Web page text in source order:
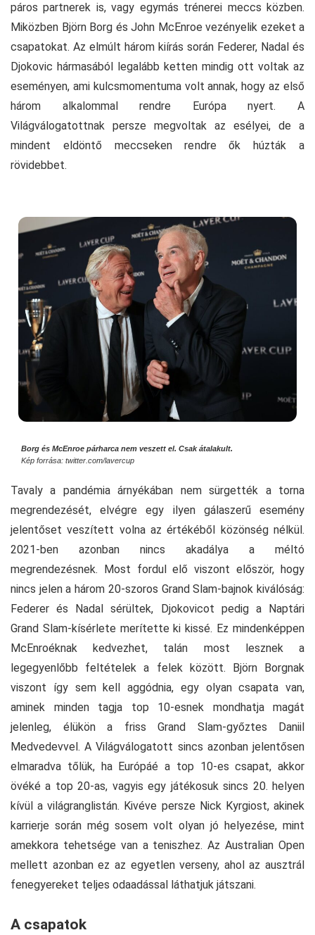
páros partnerek is, vagy egymás trénerei meccs közben.
Miközben Björn Borg és John McEnroe vezényelik ezeket a
csapatokat. Az elmúlt három kiírás során Federer, Nadal és
Djokovic hármasából legalább ketten mindig ott voltak az
eseményen, ami kulcsmomentuma volt annak, hogy az első
három alkalommal rendre Európa nyert. A
Világválogatottnak persze megvoltak az esélyei, de a
mindent eldöntő meccseken rendre ők húzták a
rövidebbet.
Borg és McEnroe párharca nem veszett el. Csak átalakult.
Kép forrása: twitter.com/lavercup
Tavaly a pandémia árnyékában nem sürgették a torna
megrendezését, elvégre egy ilyen gálaszerű esemény
jelentőset veszített volna az értékéből közönség nélkül.
2021-ben azonban nincs akadálya a méltó
megrendezésnek. Most fordul elő viszont először, hogy
nincs jelen a három 20-szoros Grand Slam-bajnok kiválóság:
Federer és Nadal sérültek, Djokovicot pedig a Naptári
Grand Slam-kísérlete merítette ki kissé. Ez mindenképpen
McEnroéknak kedvezhet, talán most lesznek a
legegyenlőbb feltételek a felek között. Björn Borgnak
viszont így sem kell aggódnia, egy olyan csapata van,
aminek minden tagja top 10-esnek mondhatja magát
jelenleg, élükön a friss Grand Slam-győztes Daniil
Medvedevvel. A Világválogatott sincs azonban jelentősen
elmaradva tőlük, ha Európáé a top 10-es csapat, akkor
övéké a top 20-as, vagyis egy játékosuk sincs 20. helyen
kívül a világranglistán. Kivéve persze Nick Kyrgiost, akinek
karrierje során még sosem volt olyan jó helyezése, mint
amekkora tehetsége van a teniszhez. Az Australian Open
mellett azonban ez az egyetlen verseny, ahol az ausztrál
fenegyereket teljes odaadással láthatjuk játszani.
A csapatok